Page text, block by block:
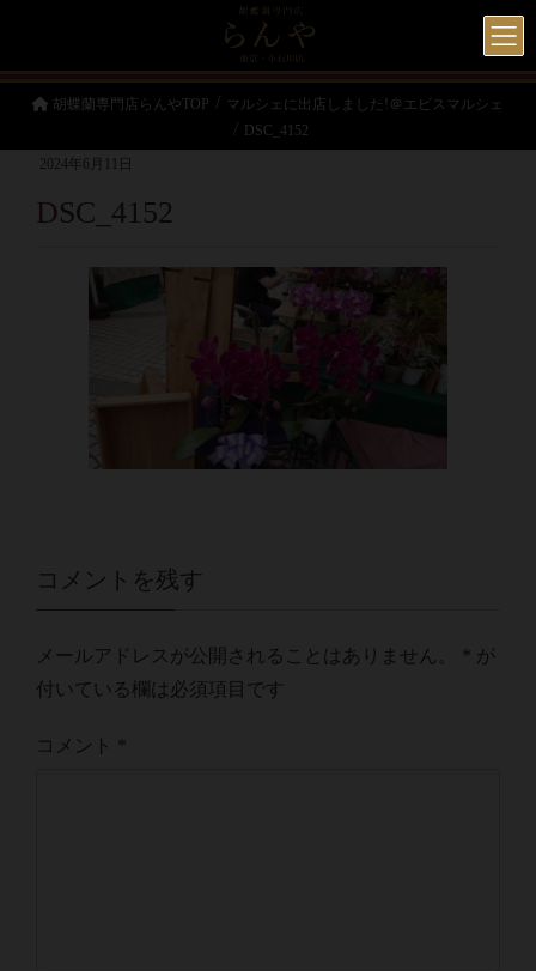
胡蝶蘭専門店らんやTOP
マルシェに出店しました!＠エビスマルシェ
DSC_4152
2024年6月11日
DSC_4152
コメントを残す
メールアドレスが公開されることはありません。
が
付いている欄は必須項目です
コメント